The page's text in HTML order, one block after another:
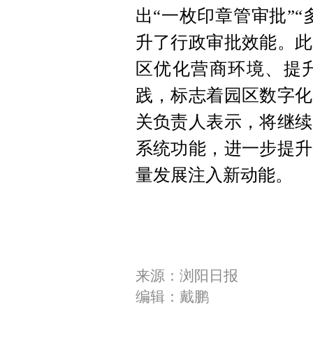
出“一枚印章管审批”“
升了行政审批效能。
区优化营商环境、提
践，标志着园区数字
关负责人表示，将继
系统功能，进一步提
量发展注入新动能。
来源：浏阳日报
编辑：戴鹏